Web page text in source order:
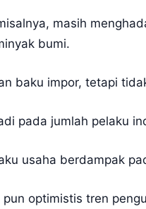
masih
bumi.
baku impor, tetapi
pada jumlah pelaku
usaha berdampak
optimistis tren